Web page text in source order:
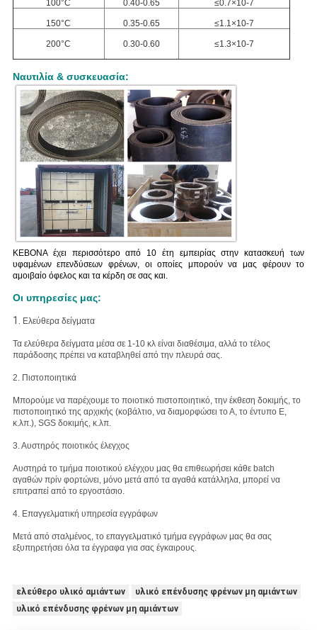
100°C 0.40-0.65 ≤0.7×10-7
150°C 0.35-0.65 ≤1.1×10-7
200°C 0.30-0.60 ≤1.3×10-7
Ναυτιλία & συσκευασία:
KEBONA έχει περισσότερο από 10 έτη εμπειρίας στην κατασκευή των
υφαμένων επενδύσεων φρένων, οι οποίες μπορούν να μας φέρουν το
αμοιβαίο όφελος και τα κέρδη σε σας και.
Οι υπηρεσίες μας:
1. Ελεύθερα δείγματα
Τα ελεύθερα δείγματα μέσα σε 1-10 κλ είναι διαθέσιμα, αλλά το τέλος
παράδοσης πρέπει να καταβληθεί από την πλευρά σας.
2. Πιστοποιητικά
Μπορούμε να παρέχουμε το ποιοτικό πιστοποιητικό, την έκθεση δοκιμής, το
πιστοποιητικό της αρχικής (κοβάλτιο, να διαμορφώσει το Α, το έντυπο Ε,
κ.λπ.), SGS δοκιμής, κ.λπ.
3. Αυστηρός ποιοτικός έλεγχος
Αυστηρά το τμήμα ποιοτικού ελέγχου μας θα επιθεωρήσει κάθε batch
αγαθών πρίν φορτώνει, μόνο μετά από τα αγαθά κατάλληλα, μπορεί να
επιτραπεί από το εργοστάσιο.
4. Επαγγελματική υπηρεσία εγγράφων
Μετά από σταλμένος, το επαγγελματικό τμήμα εγγράφων μας θα σας
εξυπηρετήσει όλα τα έγγραφα για σας έγκαιρους.
ελεύθερο υλικό αμιάντων
υλικό επένδυσης φρένων μη αμιάντων
υλικό επένδυσης φρένων μη αμιάντων